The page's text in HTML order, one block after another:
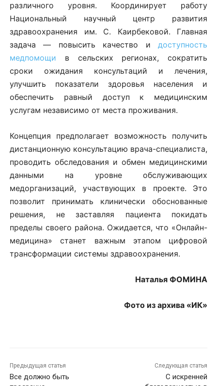
различного уровня. Координирует работу
Национальный научный центр развития
здравоохранения им. С. Каирбековой. Главная
задача — повысить качество и доступность
медпомощи в сельских регионах, сократить
сроки ожидания консультаций и лечения,
улучшить показатели здоровья населения и
обеспечить равный доступ к медицинским
услугам независимо от места проживания.
Концепция предполагает возможность получить
дистанционную консультацию врача-специалиста,
проводить обследования и обмен медицинскими
данными на уровне обслуживающих
медорганизаций, участвующих в проекте. Это
позволит принимать клинически обоснованные
решения, не заставляя пациента покидать
пределы своего района. Ожидается, что «Онлайн-
медицина» станет важным этапом цифровой
трансформации системы здравоохранения.
Наталья ФОМИНА
Фото из архива «ИК»
Предыдущая статья
Все должно быть
Следующая статья
С искренней